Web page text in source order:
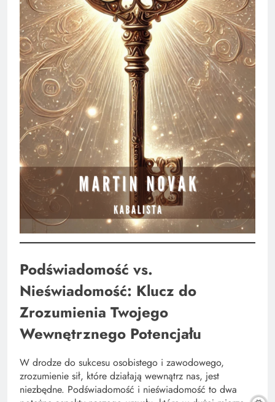
Podświadomość vs.
Nieświadomość: Klucz do
Zrozumienia Twojego
Wewnętrznego Potencjału
W drodze do sukcesu osobistego i zawodowego,
zrozumienie sił, które działają wewnątrz nas, jest
niezbędne. Podświadomość i nieświadomość to dwa